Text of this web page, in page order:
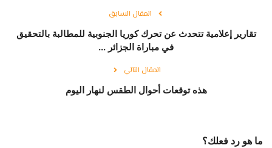
المقال السابق
تقارير إعلامية تتحدث عن تحرك كوريا الجنوبية للمطالبة بالتحقيق
في مباراة الجزائر ...
المقال التالي
هذه توقعات أحوال الطقس لنهار اليوم
ما هو رد فعلك؟